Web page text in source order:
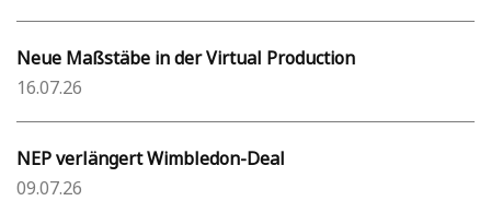
Neue Maßstäbe in der Virtual Production
16.07.26
NEP verlängert Wimbledon-Deal
09.07.26